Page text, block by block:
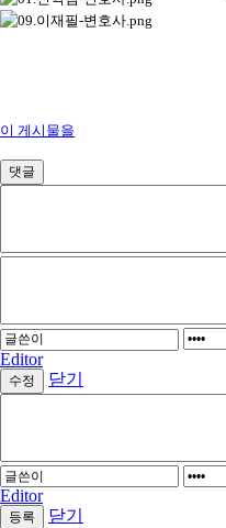
이 게시물을
댓글
Editor
닫기
Editor
닫기